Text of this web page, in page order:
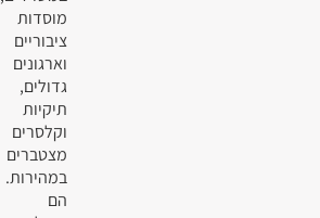
מוסדות
ציבוריים
וארגונים
גדולים,
תיקיות
וקלסרים
מצטברים
במהירות.
הם